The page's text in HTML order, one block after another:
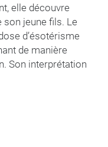
elle découvre
son jeune fils. Le
d’ésotérisme
de manière
Son interprétation